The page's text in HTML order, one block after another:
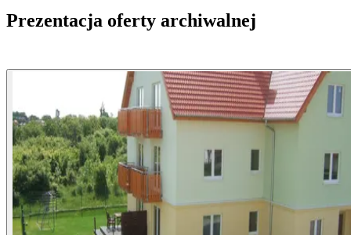
Prezentacja oferty archiwalnej